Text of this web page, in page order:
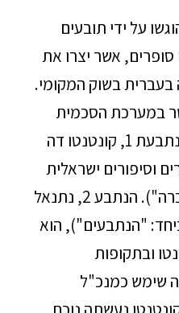
הוגשו על ידי תובעים
סופרים, אשר יצרו את
בעברית בשוק המקומי.
במערכת הסכמית
לשיווק והפצת ספרו עם הנתבעת 1, קונטנטו דה
וסיפורים ישראלית
(להלן: "קונטנטו" או "החברה"). הנתבע 2, נתנאל
"הנתבעים"), הוא
ובתקופות
שימש כמנכ"ל